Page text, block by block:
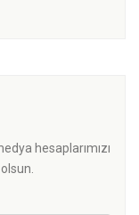
hesaplarımızı